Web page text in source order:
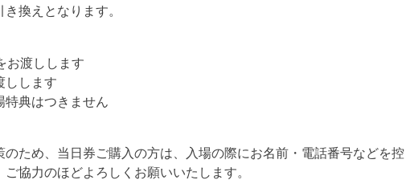
換えとなります。
お渡しします
しします
典はつきません
のため、当日券ご購入の方は、入場の際にお名前・電話番号などを控
協力のほどよろしくお願いいたします。